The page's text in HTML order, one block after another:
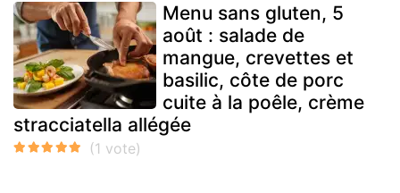
Menu sans gluten, 5
août : salade de
mangue, crevettes et
basilic, côte de porc
cuite à la poêle, crème
stracciatella allégée